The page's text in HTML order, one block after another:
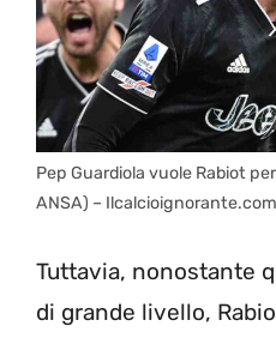
Pep Guardiola vuole Rabiot
ANSA) – Ilcalcioignorante.com
Tuttavia, nonostante
di grande livello,